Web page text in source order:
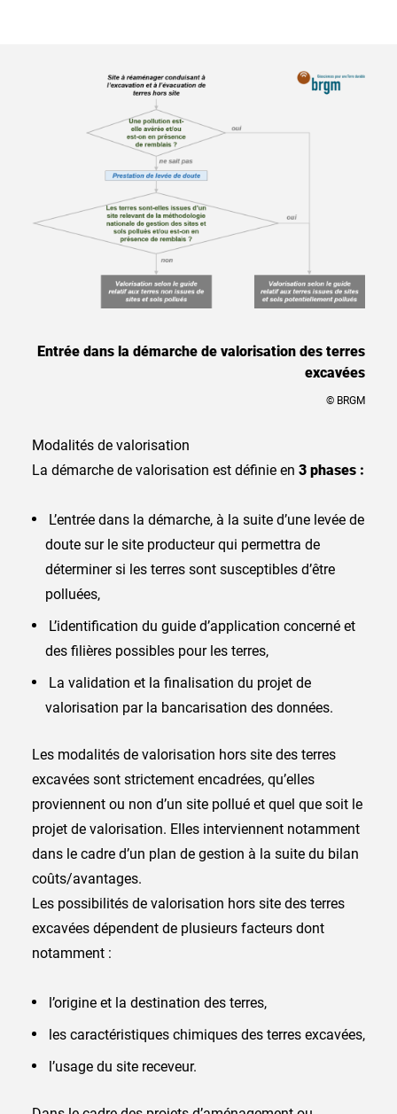
Entrée dans la démarche de valorisation des terres
excavées
© BRGM
Modalités de valorisation
La démarche de valorisation est définie en 3 phases :
L’entrée dans la démarche, à la suite d’une levée de
doute sur le site producteur qui permettra de
déterminer si les terres sont susceptibles d’être
polluées,
L’identification du guide d’application concerné et
des filières possibles pour les terres,
La validation et la finalisation du projet de
valorisation par la bancarisation des données.
Les modalités de valorisation hors site des terres
excavées sont strictement encadrées, qu’elles
proviennent ou non d’un site pollué et quel que soit le
projet de valorisation. Elles interviennent notamment
dans le cadre d’un plan de gestion à la suite du bilan
coûts/avantages.
Les possibilités de valorisation hors site des terres
excavées dépendent de plusieurs facteurs dont
notamment :
l’origine et la destination des terres,
les caractéristiques chimiques des terres excavées,
l’usage du site receveur.